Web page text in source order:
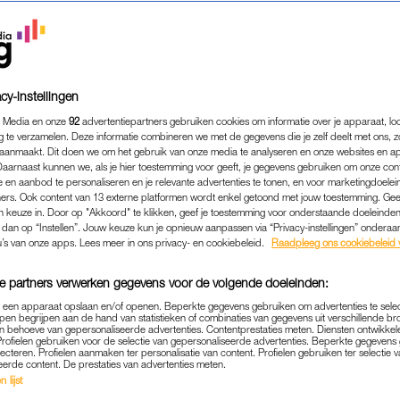
KRAANTJE PAPPIE (!)
KEER VADER
ENTERTAINMENT| LEKKER LOEREN
11-07-2024 | LOTTE VOLLEBREGT
social media? Je ziet het in de social rubriek:
fijn dat je erover kunt meepraten.
instellingen
en onze 92 advertentiepartners gebruiken cookies om informatie over je apparaat,
te verzamelen. Deze informatie combineren we met de gegevens die je zelf deelt met ons,
Dit doen we om het gebruik van onze media te analyseren en onze websites en
kunnen we, als je hier toestemming voor geeft, je gegevens gebruiken om onze
en aanbod te personaliseren en je relevante advertenties te tonen, en voor
Ook content van 13 externe platformen wordt enkel getoond met jouw toestemming.
keuze in. Door op "Akkoord" te klikken, geef je toestemming voor onderstaande
op “Instellen”. Jouw keuze kun je opnieuw aanpassen via “Privacy-instellingen”
van onze apps. Lees meer in ons privacy- en cookiebeleid.
Raadpleeg ons cookiebeleid
partners verwerken gegevens voor de volgende doeleinden:
apparaat opslaan en/of openen. Beperkte gegevens gebruiken om advertenties te
begrijpen aan de hand van statistieken of combinaties van gegevens uit verschillende
behoeve van gepersonaliseerde advertenties. Contentprestaties meten. Diensten
gebruiken voor de selectie van gepersonaliseerde advertenties. Beperkte
Profielen aanmaken ter personalisatie van content. Profielen gebruiken ter selectie
content. De prestaties van advertenties meten.
lijst